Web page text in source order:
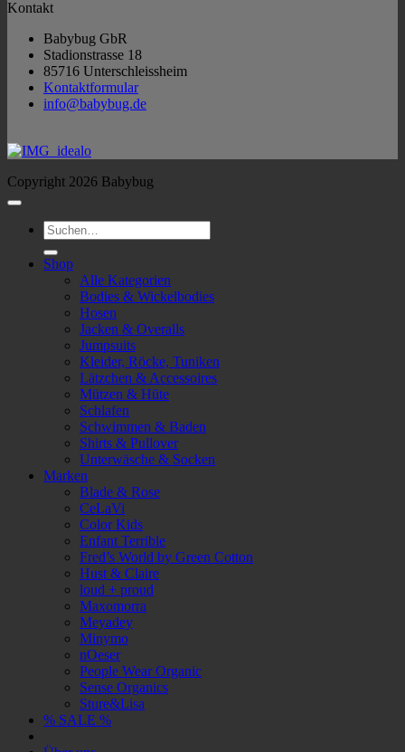
Kontakt
Babybug GbR
Stadionstrasse 18
85716 Unterschleissheim
Kontaktformular
info@babybug.de
Copyright 2026 Babybug
Suchen
nach:
Shop
Alle Kategorien
Bodies & Wickelbodies
Hosen
Jacken & Overalls
Jumpsuits
Kleider, Röcke, Tuniken
Lätzchen & Accessoires
Mützen & Hüte
Schlafen
Schwimmen & Baden
Shirts & Pullover
Unterwäsche & Socken
Marken
Blade & Rose
CeLaVi
Color Kids
Enfant Terrible
Fred’s World by Green Cotton
Hust & Claire
loud + proud
Maxomorra
Meyadey
Minymo
nOeser
People Wear Organic
Sense Organics
Sture&Lisa
% SALE %